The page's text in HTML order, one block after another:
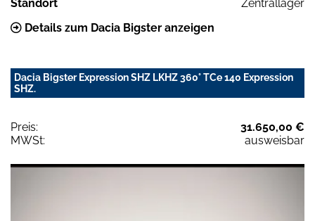
Standort
Zentrallager
Details zum Dacia Bigster anzeigen
Dacia Bigster Expression SHZ LKHZ 360° TCe 140 Expression
SHZ.
Preis:
31.650,00 €
MWSt:
ausweisbar